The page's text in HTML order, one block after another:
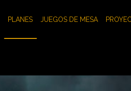
PLANES JUEGOS DE MESA